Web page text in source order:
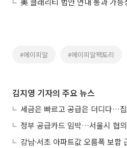
#에이피알 #에이피알팩토리
김지영 기자의 주요 뉴스
세금은 빠르고 공급은 더디다…